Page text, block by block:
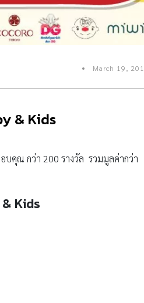
March 19,
& Kids
บคุณ กว่า 200 รางวัล รวมมูลค่ากว่า
Kids